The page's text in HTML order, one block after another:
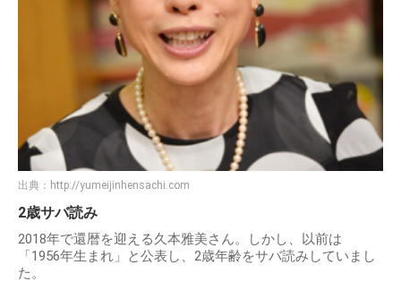
出典： http://yumeijinhensachi.com
2歳サバ読み
2018年で還暦を迎える久本雅美さん。しかし、以前は
「1956年生まれ」と公表し、2歳年齢をサバ読みしていまし
た。